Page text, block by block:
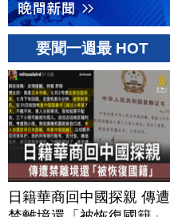
要聞一週最 HOT
日籍華商回中國探親 傳遭